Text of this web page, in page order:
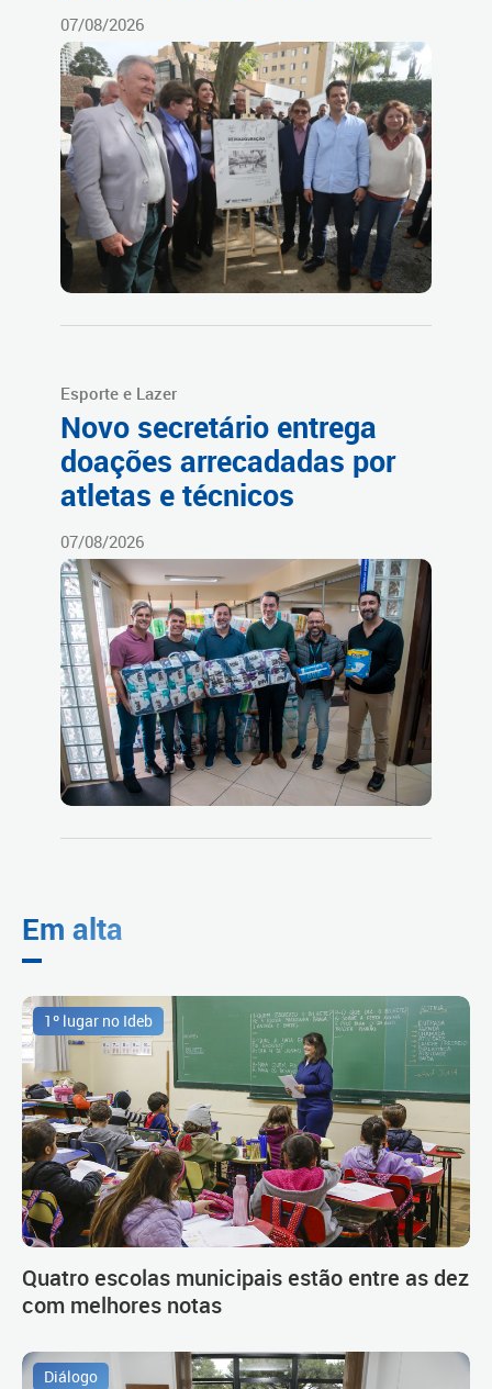
07/08/2026
Esporte e Lazer
Novo secretário entrega
doações arrecadadas por
atletas e técnicos
07/08/2026
Em alta
1º lugar no Ideb
Quatro escolas municipais estão entre as dez
com melhores notas
Diálogo